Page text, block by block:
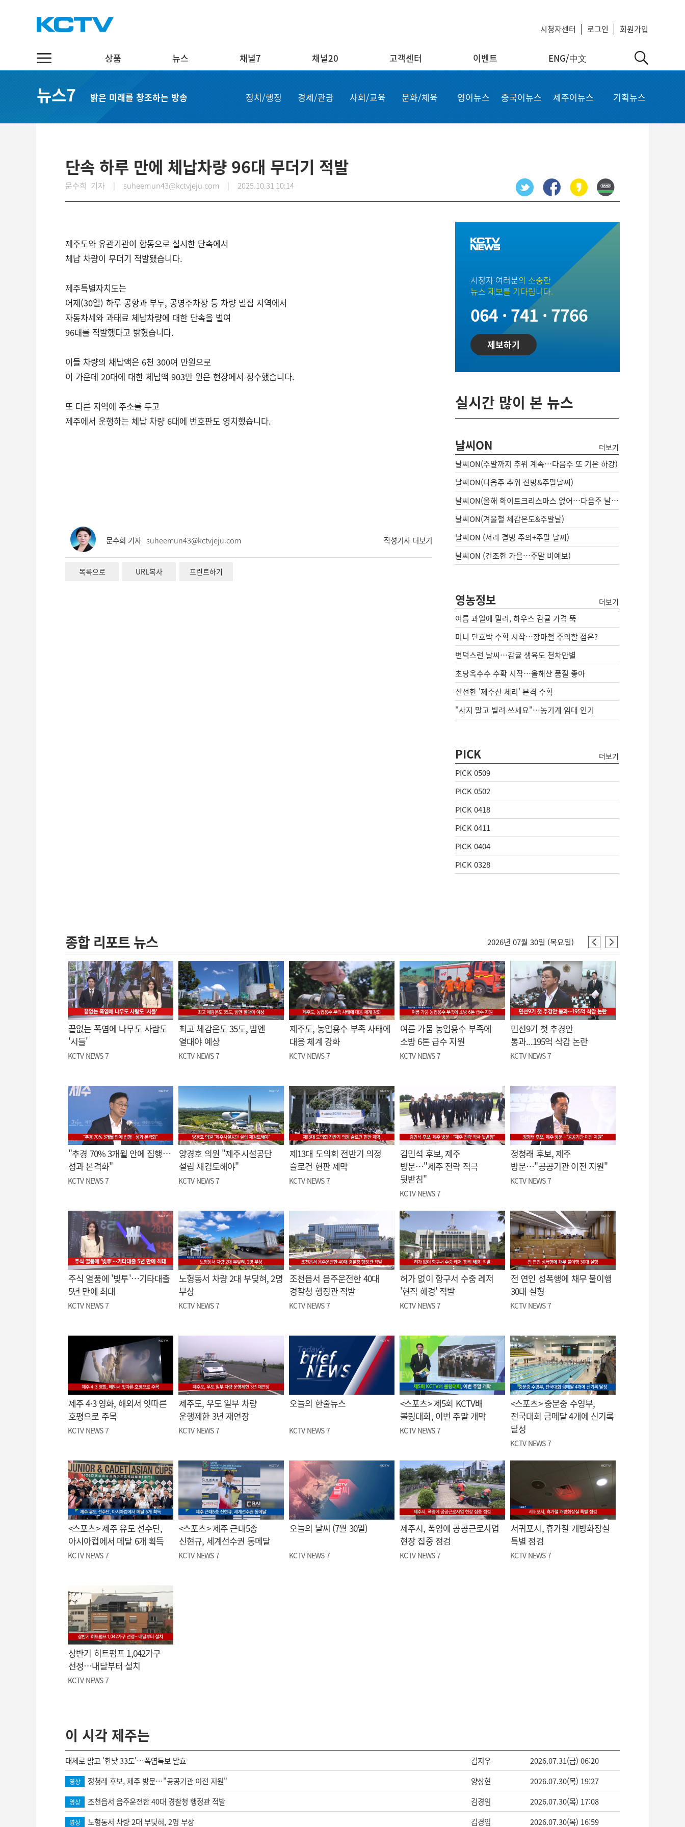
시청자센터 로그인 회원가입
상품 뉴스 채널7 채널20 고객센터 이벤트 ENG/中文
스마트 TV
스마트뷰앱
케이블 광고
정치·행정
영어뉴스
중국어뉴스
실시간보기
자주하는 질문
Order now
회원정보 수정
공지사항
뉴스7 밝은 미래를 창조하는 방송 정치/행정 경제/관광 사회/교육 문화/체육 영어뉴스 중국어뉴스 제주어뉴스 기획뉴스
단속 하루 만에 체납차량 96대 무더기 적발
문수희 기자 | suheemun43@kctvjeju.com | 2025.10.31 10:14
제주도와 유관기관이 합동으로 실시한 단속에서
체납 차량이 무더기 적발됐습니다.
제주특별자치도는
어제(30일) 하루 공항과 부두, 공영주차장 등 차량 밀집 지역에서
자동차세와 과태료 체납차량에 대한 단속을 벌여
96대를 적발했다고 밝혔습니다.
이들 차량의 채납액은 6천 300여 만원으로
이 가운데 20대에 대한 체납액 903만 원은 현장에서 징수했습니다.
또 다른 지역에 주소를 두고
제주에서 운행하는 체납 차량 6대에 번호판도 영치했습니다.
문수희 기자 suheemun43@kctvjeju.com 작성기사 더보기
목록으로 URL복사 프린트하기
시청자 여러분의 소중한
뉴스 제보를 기다립니다.
064 · 741 · 7766
제보하기
실시간 많이 본 뉴스
날씨ON 더보기
날씨ON(주말까지 추위 계속…다음주 또 기온 하강)
날씨ON(다음주 추위 전망&주말날씨)
날씨ON(올해 화이트크리스마스 없어…다음주 날씨는?)
날씨ON(겨울철 체감온도&주말날)
날씨ON (서리 결빙 주의+주말 날씨)
날씨ON (건조한 가을…주말 비예보)
영농정보 더보기
여름 과일에 밀려, 하우스 감귤 가격 뚝
미니 단호박 수확 시작…장마철 주의할 점은?
변덕스런 날씨…감귤 생육도 천차만별
초당옥수수 수확 시작…올해산 품질 좋아
신선한 '제주산 체리' 본격 수확
"사지 말고 빌려 쓰세요"…농기계 임대 인기
PICK 더보기
PICK 0509
PICK 0502
PICK 0418
PICK 0411
PICK 0404
PICK 0328
종합 리포트 뉴스 2026년 07월 30일 (목요일)
끝없는 폭염에 나무도 사람도
'시들'
KCTV NEWS 7
최고 체감온도 35도, 밤엔
열대야 예상
KCTV NEWS 7
제주도, 농업용수 부족 사태에
대응 체계 강화
KCTV NEWS 7
여름 가뭄 농업용수 부족에
소방 6톤 급수 지원
KCTV NEWS 7
민선9기 첫 추경안
통과...195억 삭감 논란
KCTV NEWS 7
"추경 70% 3개월 안에 집행…
성과 본격화"
KCTV NEWS 7
양경호 의원 "제주시설공단
설립 재검토해야"
KCTV NEWS 7
제13대 도의회 전반기 의정
슬로건 현판 제막
KCTV NEWS 7
김민석 후보, 제주
방문…"제주 전략 적극
뒷받침"
KCTV NEWS 7
정청래 후보, 제주
방문…"공공기관 이전 지원"
KCTV NEWS 7
주식 열풍에 '빚투'…기타대출
5년 만에 최대
KCTV NEWS 7
노형동서 차량 2대 부딪혀, 2명
부상
KCTV NEWS 7
조천읍서 음주운전한 40대
경찰청 행정관 적발
KCTV NEWS 7
허가 없이 항구서 수중 레저
'현직 해경' 적발
KCTV NEWS 7
전 연인 성폭행에 채무 불이행
30대 실형
KCTV NEWS 7
제주 4·3 영화, 해외서 잇따른
호평으로 주목
KCTV NEWS 7
제주도, 우도 일부 차량
운행제한 3년 재연장
KCTV NEWS 7
오늘의 한줄뉴스
KCTV NEWS 7
<스포츠> 제5회 KCTV배
볼링대회, 이번 주말 개막
KCTV NEWS 7
<스포츠> 중문중 수영부,
전국대회 금메달 4개에 신기록
달성
KCTV NEWS 7
<스포츠> 제주 유도 선수단,
아시아컵에서 메달 6개 획득
KCTV NEWS 7
<스포츠> 제주 근대5종
신현규, 세계선수권 동메달
KCTV NEWS 7
오늘의 날씨 (7월 30일)
KCTV NEWS 7
제주시, 폭염에 공공근로사업
현장 집중 점검
KCTV NEWS 7
서귀포시, 휴가철 개방화장실
특별 점검
KCTV NEWS 7
상반기 히트펌프 1,042가구
선정…내달부터 설치
KCTV NEWS 7
이 시각 제주는
대체로 맑고 '한낮 33도'…폭염특보 발효 김지우 2026.07.31(금) 06:20
영상 정청래 후보, 제주 방문…"공공기관 이전 지원" 양상현 2026.07.30(목) 19:27
영상 조천읍서 음주운전한 40대 경찰청 행정관 적발 김경임 2026.07.30(목) 17:08
영상 노형동서 차량 2대 부딪혀, 2명 부상 김경임 2026.07.30(목) 16:59